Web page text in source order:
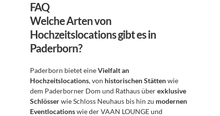
FAQ
Welche Arten von
Hochzeitslocations gibt es in
Paderborn?
Paderborn bietet eine Vielfalt an
Hochzeitslocations, von historischen Stätten wie
dem Paderborner Dom und Rathaus über exklusive
Schlösser wie Schloss Neuhaus bis hin zu modernen
Eventlocations